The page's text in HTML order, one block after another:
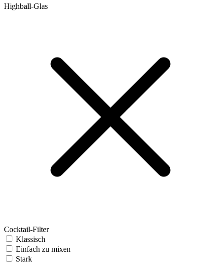
Highball-Glas
Cocktail-Filter
Klassisch
Einfach zu mixen
Stark